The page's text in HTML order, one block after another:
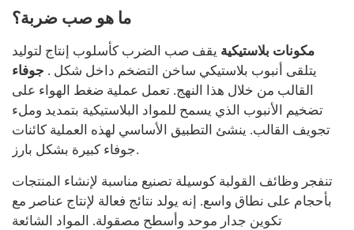
ما هو صب ضربة؟
مكونات بلاستيكية
. يتلقى أنبوب بلاستيكي ساخن التضخم داخل شكل
القالب من خلال هذا النهج. تعمل عملية ضغط الهواء على
تضخيم الأنبوب الذي يسمح للمواد البلاستيكية بتمديد وملء
تجويف القالب. ينشئ التطبيق الأساسي لهذه العملية كائنات
جوفاء كبيرة بشكل بارز.
تنفجر وظائف القولبة كوسيلة تصنيع مناسبة لإنشاء المنتجات
بأحجام على نطاق واسع. إنه يولد نتائج فعالة لإنتاج عناصر مع
تكوين جدار موحد وأسطح مصقولة. المواد الشائعة